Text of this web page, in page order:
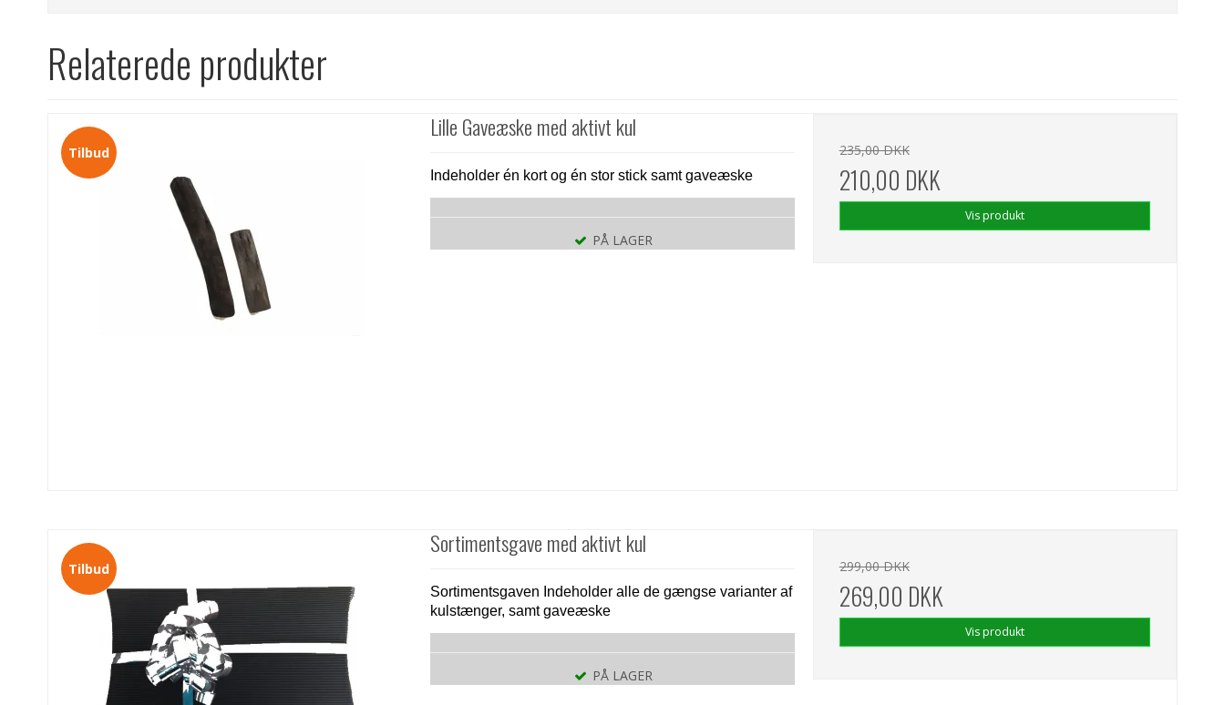
Relaterede produkter
Tilbud
Lille Gaveæske med aktivt kul
Indeholder én kort og én stor stick samt gaveæske
PÅ LAGER
235,00 DKK
210,00 DKK
Vis produkt
Tilbud
Sortimentsgave med aktivt kul
Sortimentsgaven Indeholder alle de gængse varianter af
kulstænger, samt gaveæske
PÅ LAGER
299,00 DKK
269,00 DKK
Vis produkt